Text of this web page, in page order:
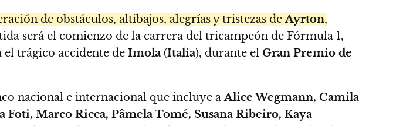
de obstáculos, altibajos, alegrías y tristezas deAyrton,
será el comienzo de la carrera del tricampeón de Fórmula 1,
el trágico accidente de Imola (Italia), durante el Gran Premio de
nacional e internacional que incluye aAlice Wegmann, Camila
Marco Ricca, Pâmela Tomé, Susana Ribeiro, Kaya